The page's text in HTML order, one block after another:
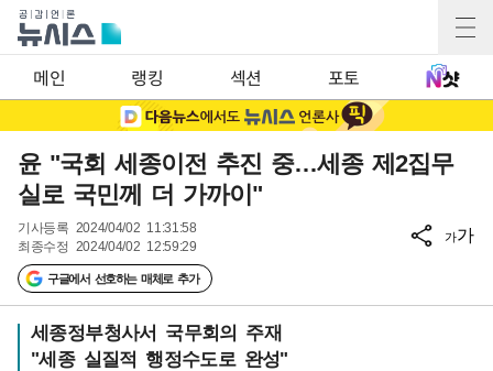
메인 랭킹 섹션 포토
윤 "국회 세종이전 추진 중…세종 제2집무
실로 국민께 더 가까이"
기사등록 2024/04/02 11:31:58
최종수정 2024/04/02 12:59:29
구글에서 선호하는 매체로 추가
가가
세종정부청사서 국무회의 주재
"세종 실질적 행정수도로 완성"